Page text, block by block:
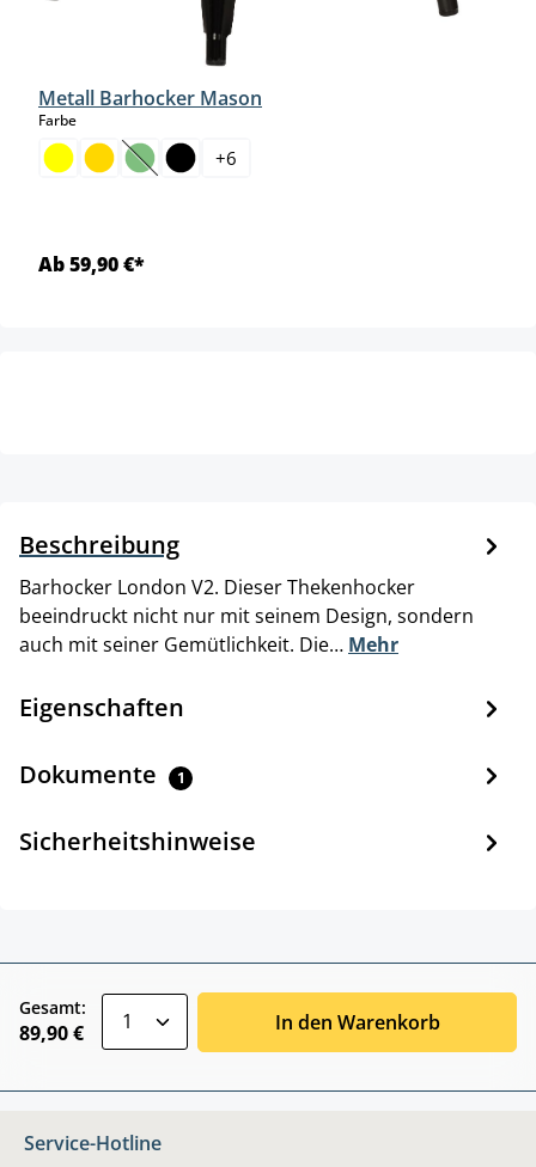
Metall Barhocker Mason
Farbeauswählen
(Diese Option ist zurzeit nicht verfügbar.)
+6
Ab 59,90 €*
Beschreibung
Barhocker London V2. Dieser Thekenhocker
beeindruckt nicht nur mit seinem Design, sondern
auch mit seiner Gemütlichkeit. Die… Mehr
Eigenschaften
Dokumente 1
Sicherheitshinweise
Gesamt:
89,90 € In den Warenkorb
Service-Hotline